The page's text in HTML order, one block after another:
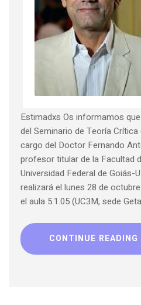
Estimadxs Os informamos
del Seminario de Teoría
cargo del Doctor Fernando
profesor titular de la Facultad
Universidad Federal de Goiás-
realizará el lunes 28 de
el aula 5.1.05 (UC3M, sede
CONTINUE READING